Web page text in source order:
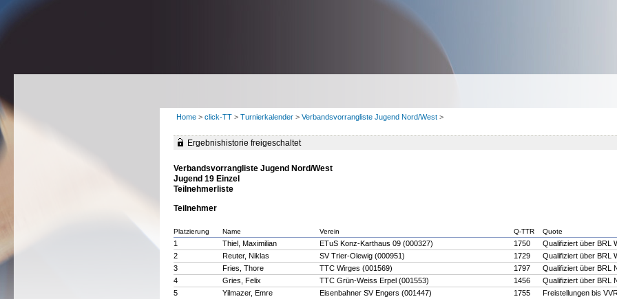
Home > click-TT > Turnierkalender > Verbandsvorrangliste Jugend Nord/West >
Ergebnishistorie freigeschaltet
Verbandsvorrangliste Jugend Nord/West
Jugend 19 Einzel
Teilnehmerliste
Teilnehmer
Platzierung Name Verein Q-TTR Quote
1 Thiel, Maximilian ETuS Konz-Karthaus 09 (000327) 1750
Qualifiziert über BRL
2
Reuter, Niklas SV Trier-Olewig (000951) 1729
Qualifiziert über BRL
3
Fries, Thore TTC Wirges (001569) 1797
Qualifiziert über BRL
4
Gries, Felix TTC Grün-Weiss Erpel (001553) 1456
Qualifiziert über BRL
5
Yilmazer, Emre Eisenbahner SV Engers (001447) 1755
Freistellungen bis